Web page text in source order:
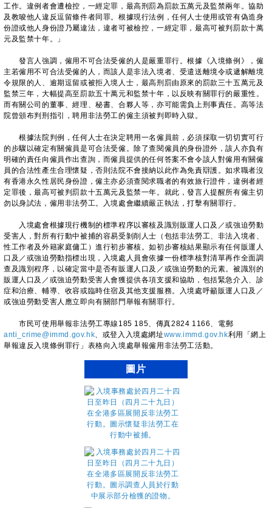
工作。違例者會遭檢控，一經定罪，最高刑罰為罰款五萬元及監禁兩年。協助
及教唆他人違反逗留條件者同罪。根據現行法例，任何人士使用或管有偽造身
份證或他人身份證乃屬違法，違者可被檢控，一經定罪，最高可被判罰款十萬
元及監禁十年。」
發言人強調，僱用不可合法受僱的人是嚴重罪行。根據《入境條例》，僱
主若僱用不可合法受僱的人，而該人是非法入境者、受遣送離境令或遞解離境
令規限的人、逾期逗留或被拒入境人士，最高刑罰由原來的罰款三十五萬元及
監禁三年，大幅提高至罰款五十萬元和監禁十年，以反映有關罪行的嚴重性。
而有關公司的董事、經理、秘書、合夥人等，亦可能需負上刑事責任。高等法
院曾頒布判刑指引，聘用非法勞工的僱主須被判即時入獄。
根據法院判例，任何人士在決定聘用一名僱員前，必須採取一切切實可行
的步驟以確定有關僱員是可合法受僱。除了查閱僱員的身份證外，該人亦負有
明確的責任向僱員作出查詢，而僱員提供的任何答案不會令該人對僱用有關僱
員的合法性產生合理懷疑，否則法院不會接納以此作為免責辯護。如求職者沒
有香港永久性居民身份證，僱主亦必須查閱求職者的有效旅行證件，違例者經
定罪後，最高可被判罰款十五萬元及監禁一年。就此，發言人提醒所有僱主切
勿以身試法，僱用非法勞工。入境處會繼續嚴正執法，打擊有關罪行。
入境處會根據現行機制的標準程序以審核及識別販運人口及／或強迫勞動
受害人，對所有行動中被捕的容易受剝削人士（包括非法勞工、非法入境者、
性工作者及外籍家庭傭工）進行初步審核。如初步審核結果顯示有任何販運人
口及／或強迫勞動指標出現，入境處人員會依據一份標準核對清單再作全面調
查及識別程序，以確定當中是否有販運人口及／或強迫勞動的元素。被識別的
販運人口及／或強迫勞動受害人會獲提供各項支援和協助，包括緊急介入、診
症和治療、輔導、收容或臨時住宿及其他支援服務。入境處呼籲販運人口及／
或強迫勞動受害人應立即向有關部門舉報有關罪行。
市民可使用舉報非法勞工專線185 185、傳真2824 1166、電郵
anti_crime@immd.gov.hk、或登入入境處網址www.immd.gov.hk利用「網上
舉報違反入境條例罪行」表格向入境處舉報僱用非法勞工活動。
圖片